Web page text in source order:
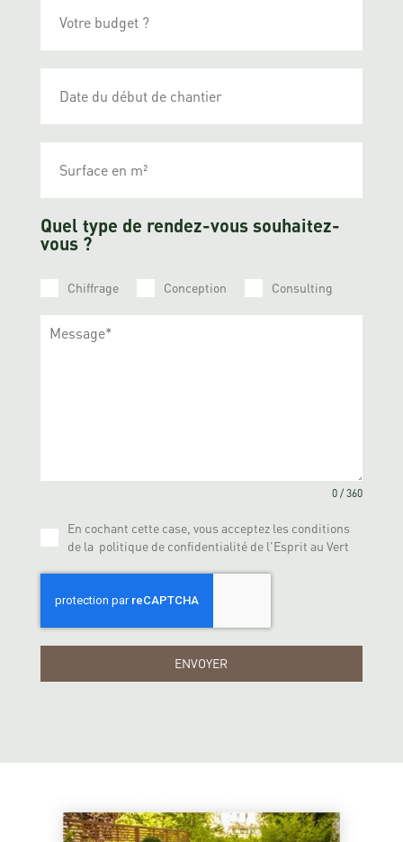
Quel type de rendez-vous souhaitez-
vous ?
Chiffrage Conception Consulting
0 / 360
En cochant cette case, vous acceptez les conditions
de la politique de confidentialité de l'Esprit au Vert
ENVOYER